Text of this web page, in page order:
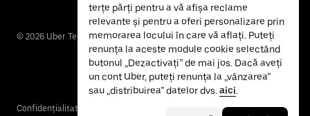
© 2026 Uber Technologies Inc.
Confidențialitate
terțe părți pentru a vă afișa reclame
relevante și pentru a oferi personalizare prin
memorarea locului în care vă aflați. Puteți
renunța la aceste module cookie selectând
butonul „Dezactivați” de mai jos. Dacă aveți
un cont Uber, puteți renunța la „vânzarea”
sau „distribuirea” datelor dvs. aici.